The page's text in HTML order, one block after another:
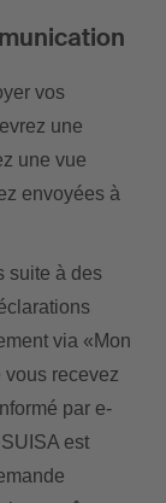
vos
une
une vue
envoyées à
suite à des
via «Mon
vous recevez
par e-
est